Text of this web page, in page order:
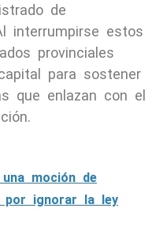
de
interrumpirse estos
provinciales
para sostener
que enlazan con el
moción de
por ignorar la ley